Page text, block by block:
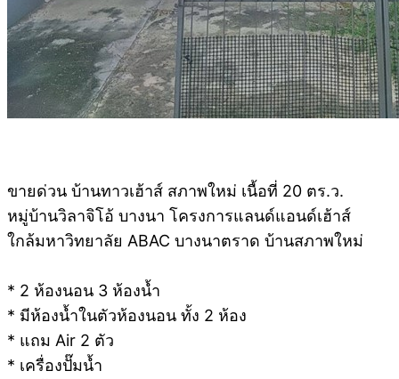
ขายด่วน บ้านทาวเฮ้าส์ สภาพใหม่ เนื้อที่ 20 ตร.ว.
หมู่บ้านวิลาจิโอ้ บางนา โครงการแลนด์แอนด์เฮ้าส์
ใกล้มหาวิทยาลัย ABAC บางนาตราด บ้านสภาพใหม่
* 2 ห้องนอน 3 ห้องน้ำ
* มีห้องน้ำในตัวห้องนอน ทั้ง 2 ห้อง
* แถม Air 2 ตัว
* เครื่องปั๊มน้ำ